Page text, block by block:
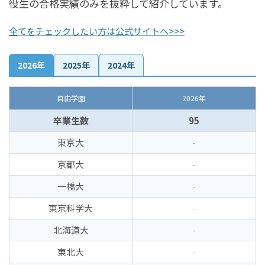
役生の合格実績のみを抜粋して紹介しています。
全てをチェックしたい方は公式サイトへ>>>
2026年 2025年 2024年
自由学園 2026年
卒業生数
95
東京大
-
京都大
-
一橋大
-
東京科学大
-
北海道大
-
東北大
-